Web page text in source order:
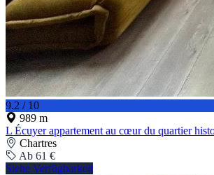
9.2 / 10
989 m
L Écuyer appartement au cœur du quartier
Chartres
Ab 61 €
Siehe Verfügbarkeit